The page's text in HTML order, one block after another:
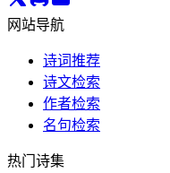
网站导航
诗词推荐
诗文检索
作者检索
名句检索
热门诗集